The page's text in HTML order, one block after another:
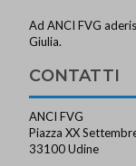
Ad ANCI FVG
Giulia.
CONTATTI
ANCI FVG
Piazza XX
33100 Udine